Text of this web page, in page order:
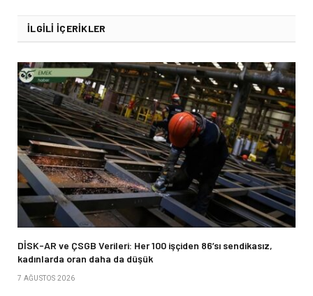
İLGILI İÇERIKLER
DİSK-AR ve ÇSGB Verileri: Her 100 işçiden 86’sı sendikasız,
kadınlarda oran daha da düşük
7 AĞUSTOS 2026